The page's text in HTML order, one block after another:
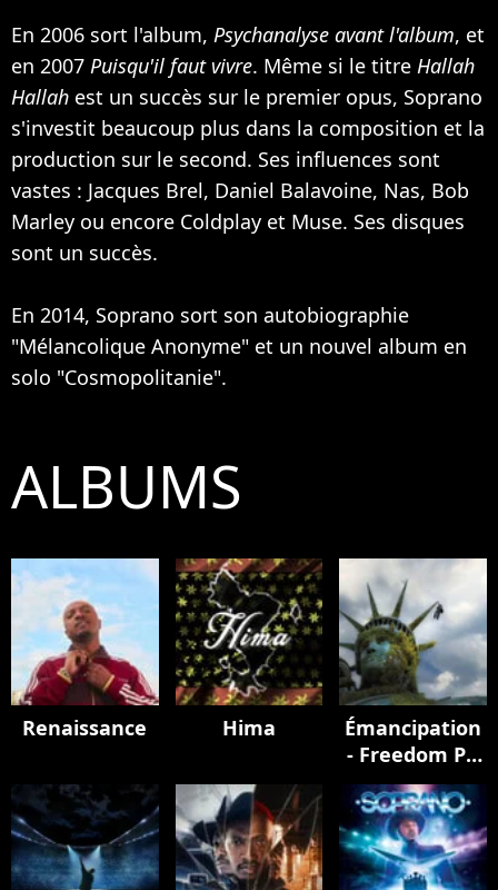
En 2006 sort l'album, Psychanalyse avant l'album, et
en 2007 Puisqu'il faut vivre. Même si le titre Hallah
Hallah est un succès sur le premier opus, Soprano
s'investit beaucoup plus dans la composition et la
production sur le second. Ses influences sont
vastes : Jacques Brel, Daniel Balavoine, Nas, Bob
Marley ou encore Coldplay et Muse. Ses disques
sont un succès.
En 2014, Soprano sort son autobiographie
"Mélancolique Anonyme" et un nouvel album en
solo "Cosmopolitanie".
ALBUMS
Renaissance Hima
Émancipation
- Freedom Pt.
II